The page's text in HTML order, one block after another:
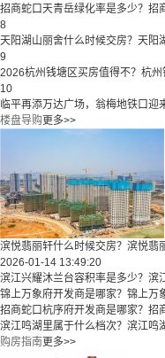
招商蛇口天青岳绿化率是多少？招
8
天阳湖山丽舍什么时候交房？天阳
9
2026杭州钱塘区买房值得不？杭
10
临平再添万达广场，翁梅地铁口迎
楼盘导购更多>>
滨悦翡丽轩什么时候交房？滨悦翡
2026-01-14 13:49:20
滨江兴耀沐兰台容积率是多少？滨
锦上万象府开发商是哪家？锦上万
招商蛇口杭序府开发商是哪家？招
滨江鸣湖里属于什么档次？滨江鸣
购房指南更多>>